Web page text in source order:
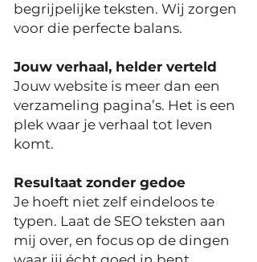
begrijpelijke teksten. Wij zorgen
voor die perfecte balans.
Jouw verhaal, helder verteld
Jouw website is meer dan een
verzameling pagina’s. Het is een
plek waar je verhaal tot leven
komt.
Resultaat zonder gedoe
Je hoeft niet zelf eindeloos te
typen. Laat de SEO teksten aan
mij over, en focus op de dingen